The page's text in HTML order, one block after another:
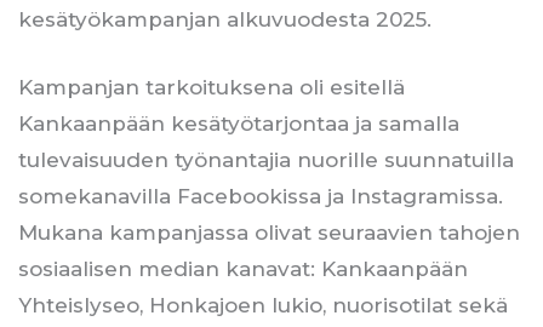
kesätyökampanjan alkuvuodesta 2025.
Kampanjan tarkoituksena oli esitellä
Kankaanpään kesätyötarjontaa ja samalla
tulevaisuuden työnantajia nuorille suunnatuilla
somekanavilla Facebookissa ja Instagramissa.
Mukana kampanjassa olivat seuraavien tahojen
sosiaalisen median kanavat: Kankaanpään
Yhteislyseo, Honkajoen lukio, nuorisotilat sekä